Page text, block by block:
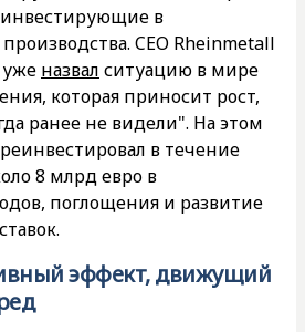
в
CEO Rheinmetall
назвал ситуацию в мире
которая приносит рост,
ранее не видели". На этом
в течение
8 млрд евро в
поглощения и развитие
эффект, движущий